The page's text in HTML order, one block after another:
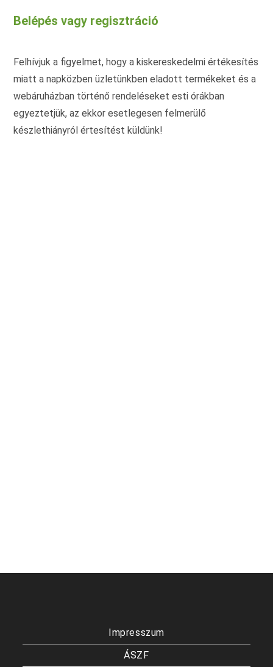
Belépés vagy regisztráció
Felhívjuk a figyelmet, hogy a kiskereskedelmi értékesítés
miatt a napközben üzletünkben eladott termékeket és a
webáruházban történő rendeléseket esti órákban
egyeztetjük, az ekkor esetlegesen felmerülő
készlethiányról értesítést küldünk!
Impresszum
ÁSZF